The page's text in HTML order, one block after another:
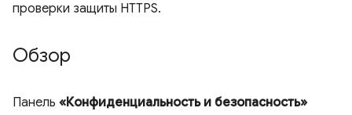
проверки защиты HTTPS.
Обзор
Панель «Конфиденциальность и безопасность»